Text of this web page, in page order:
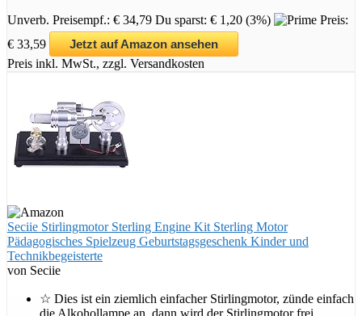
Unverb. Preisempf.: € 34,79 Du sparst: € 1,20 (3%)
Preis:
€ 33,59
Jetzt auf Amazon ansehen
Preis inkl. MwSt., zzgl. Versandkosten
Seciie Stirlingmotor Sterling Engine Kit Sterling Motor
Pädagogisches Spielzeug Geburtstagsgeschenk Kinder und
Technikbegeisterte
von Seciie
☆ Dies ist ein ziemlich einfacher Stirlingmotor, zünde einfach
die Alkohollampe an, dann wird der Stirlingmotor frei